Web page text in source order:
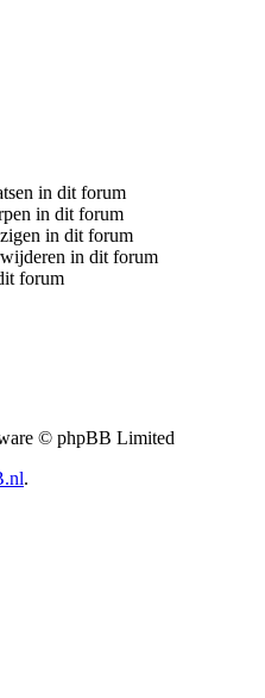
in dit forum
in dit forum
in dit forum
in dit forum
forum
© phpBB Limited
.